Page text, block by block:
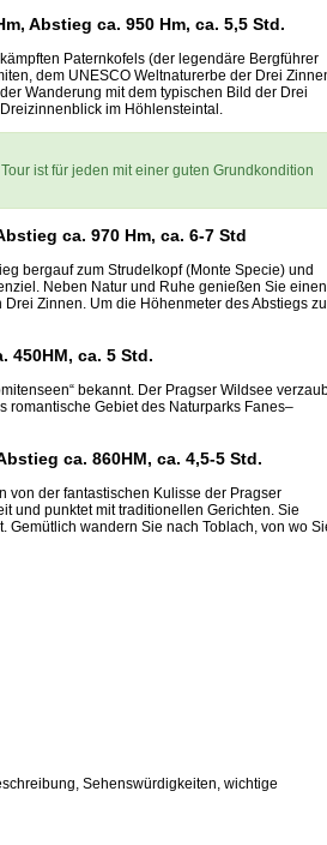
Abstieg ca. 950 Hm, ca. 5,5 Std.
Paternkofels (der legendäre Bergführer
dem UNESCO Weltnaturerbe der Drei
Wanderung mit dem typischen Bild der Drei
im Höhlensteintal.
ist für jeden mit einer guten Grundkondition
ca. 970 Hm, ca. 6-7 Std
bergauf zum Strudelkopf (Monte Specie) und
Neben Natur und Ruhe genießen Sie einen
Zinnen. Um die Höhenmeter des Abstiegs zu
450HM, ca. 5 Std.
bekannt. Der Pragser Wildsee
romantische Gebiet des Naturparks Fanes–
ca. 860HM, ca. 4,5-5 Std.
von der fantastischen Kulisse der Pragser
und punktet mit traditionellen Gerichten. Sie
Gemütlich wandern Sie nach Toblach, von wo
Sehenswürdigkeiten, wichtige